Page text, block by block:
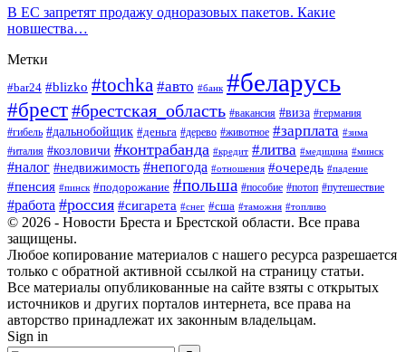
В ЕС запретят продажу одноразовых пакетов. Какие
новшества…
Метки
#bar24 #blizko #tochka #авто #банк #беларусь
#брест#брестская_область #вакансия #виза #германия
#гибель #дальнобойщик #деньга #дерево #животное #зарплата #зима
#италия #козловичи #контрабанда #кредит #литва #медицина #минск
#налог #недвижимость #непогода #отношения #очередь #падение
#пенсия #пинск #подорожание #польша #пособие #потоп #путешествие
#работа #россия #сигарета #снег #сша #таможня #топливо
© 2026 - Новости Бреста и Брестской области. Все права
защищены.
Любое копирование материалов с нашего ресурса разрешается
только с обратной активной ссылкой на страницу статьи.
Все материалы опубликованные на сайте взяты с открытых
источников и других порталов интернета, все права на
авторство принадлежат их законным владельцам.
Sign in